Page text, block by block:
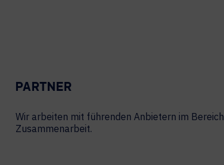
PARTNER
Wir arbeiten mit führenden Anbietern im Bereich
Zusammenarbeit.